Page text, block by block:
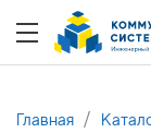
Главная